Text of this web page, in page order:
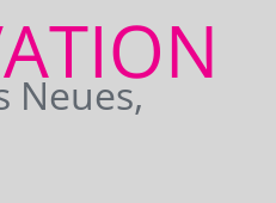
Neues,